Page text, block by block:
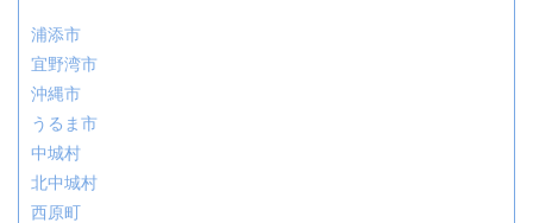
浦添市
宜野湾市
沖縄市
うるま市
中城村
北中城村
西原町